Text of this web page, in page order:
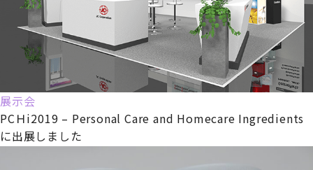
展示会
PCＨi2019 – Personal Care and Homecare Ingredients
に出展しました